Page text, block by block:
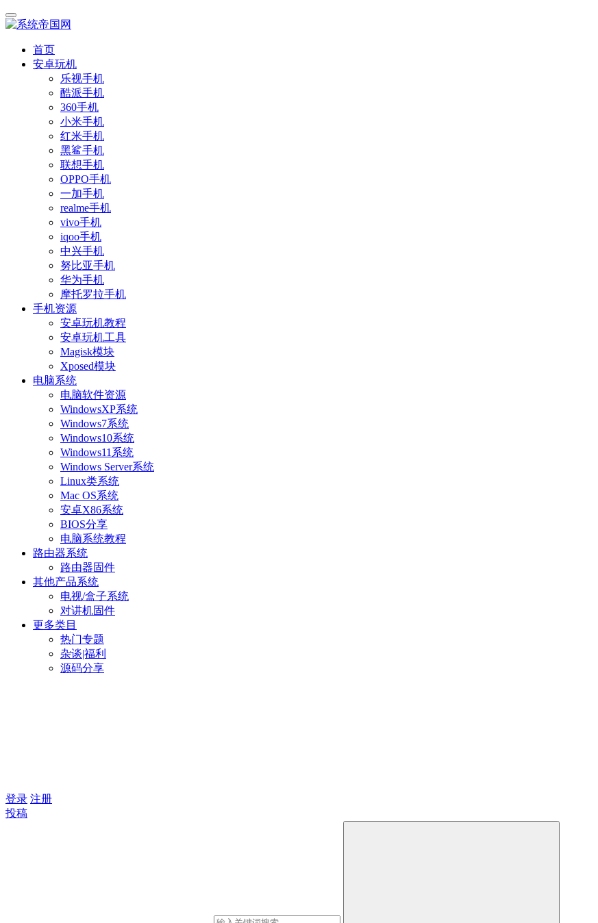
首页
安卓玩机
乐视手机
酷派手机
360手机
小米手机
红米手机
黑鲨手机
联想手机
OPPO手机
一加手机
realme手机
vivo手机
iqoo手机
中兴手机
努比亚手机
华为手机
摩托罗拉手机
手机资源
安卓玩机教程
安卓玩机工具
Magisk模块
Xposed模块
电脑系统
电脑软件资源
WindowsXP系统
Windows7系统
Windows10系统
Windows11系统
Windows Server系统
Linux类系统
Mac OS系统
安卓X86系统
BIOS分享
电脑系统教程
路由器系统
路由器固件
其他产品系统
电视/盒子系统
对讲机固件
更多类目
热门专题
杂谈|福利
源码分享
登录 注册
投稿